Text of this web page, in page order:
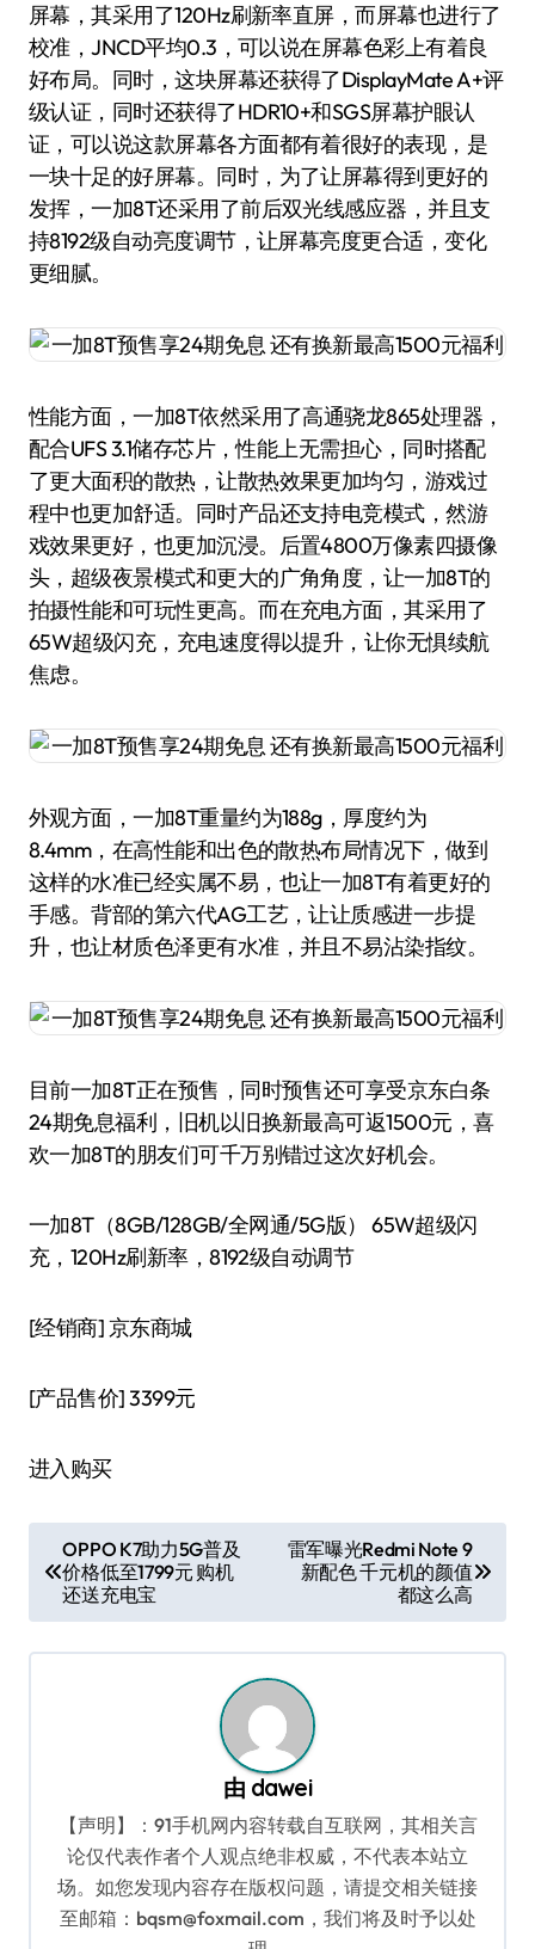
屏幕，其采用了120Hz刷新率直屏，而屏幕也进行了
校准，JNCD平均0.3，可以说在屏幕色彩上有着良
好布局。同时，这块屏幕还获得了DisplayMate A+评
级认证，同时还获得了HDR10+和SGS屏幕护眼认
证，可以说这款屏幕各方面都有着很好的表现，是
一块十足的好屏幕。同时，为了让屏幕得到更好的
发挥，一加8T还采用了前后双光线感应器，并且支
持8192级自动亮度调节，让屏幕亮度更合适，变化
更细腻。
性能方面，一加8T依然采用了高通骁龙865处理器，
配合UFS 3.1储存芯片，性能上无需担心，同时搭配
了更大面积的散热，让散热效果更加均匀，游戏过
程中也更加舒适。同时产品还支持电竞模式，然游
戏效果更好，也更加沉浸。后置4800万像素四摄像
头，超级夜景模式和更大的广角角度，让一加8T的
拍摄性能和可玩性更高。而在充电方面，其采用了
65W超级闪充，充电速度得以提升，让你无惧续航
焦虑。
外观方面，一加8T重量约为188g，厚度约为
8.4mm，在高性能和出色的散热布局情况下，做到
这样的水准已经实属不易，也让一加8T有着更好的
手感。背部的第六代AG工艺，让让质感进一步提
升，也让材质色泽更有水准，并且不易沾染指纹。
目前一加8T正在预售，同时预售还可享受京东白条
24期免息福利，旧机以旧换新最高可返1500元，喜
欢一加8T的朋友们可千万别错过这次好机会。
一加8T（8GB/128GB/全网通/5G版） 65W超级闪
充，120Hz刷新率，8192级自动调节
[经销商]京东商城
[产品售价]3399元
进入购买
章
导
航
OPPO K7助力5G普及
价格低至1799元 购机
还送充电宝
雷军曝光Redmi Note 9
新配色 千元机的颜值
都这么高
由 dawei
【声明】：91手机网内容转载自互联网，其相关言
论仅代表作者个人观点绝非权威，不代表本站立
场。如您发现内容存在版权问题，请提交相关链接
至邮箱：bqsm@foxmail.com，我们将及时予以处